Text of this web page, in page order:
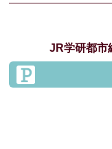
JR学研都市